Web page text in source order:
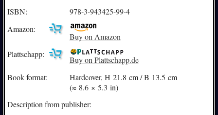
ISBN:
978-3-943425-99-4
Amazon:
Buy on Amazon
Plattschapp:
Buy on Plattschapp.de
Book format:
Hardcover, H 21.8 cm / B 13.5 cm
(≈ 8.6 × 5.3 in)
Description from publisher: